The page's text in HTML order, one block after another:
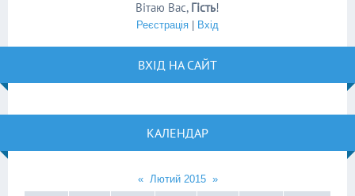
Вітаю Вас, Гість!
Реєстрація Вхід
ВХІД НА САЙТ
КАЛЕНДАР
« Лютий 2015 »